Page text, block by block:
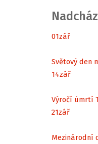
01zář
Světový den
14zář
Výročí úmrtí
21zář
Mezinárodní